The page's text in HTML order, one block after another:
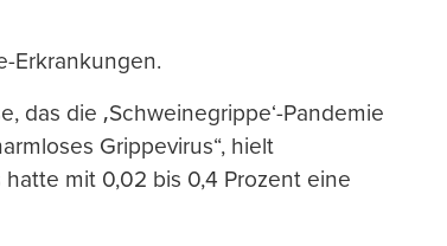
Erkrankungen.
das die ‚Schweinegrippe‘-Pandemie
Grippevirus“, hielt
hatte mit 0,02 bis 0,4 Prozent eine